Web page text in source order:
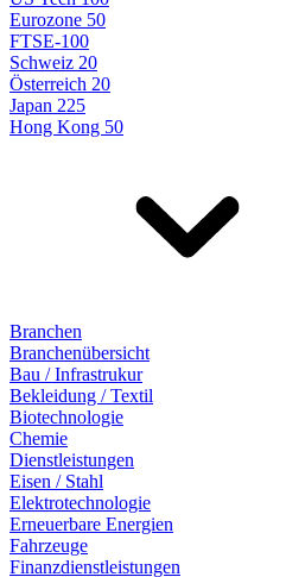
Eurozone 50
FTSE-100
Schweiz 20
Österreich 20
Japan 225
Hong Kong 50
Branchen
Branchenübersicht
Bau / Infrastrukur
Bekleidung / Textil
Biotechnologie
Chemie
Dienstleistungen
Eisen / Stahl
Elektrotechnologie
Erneuerbare Energien
Fahrzeuge
Finanzdienstleistungen